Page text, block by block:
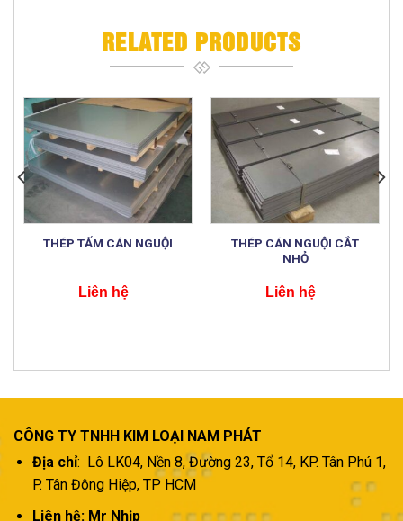
RELATED PRODUCTS
THÉP TẤM CÁN NGUỘI
Liên hệ
THÉP CÁN NGUỘI CẮT
NHỎ
Liên hệ
CÔNG TY TNHH KIM LOẠI NAM PHÁT
Địa chỉ: Lô LK04, Nền 8, Đường 23, Tổ 14, KP. Tân Phú 1,
P. Tân Đông Hiệp, TP HCM
Liên hệ: Mr Nhịp